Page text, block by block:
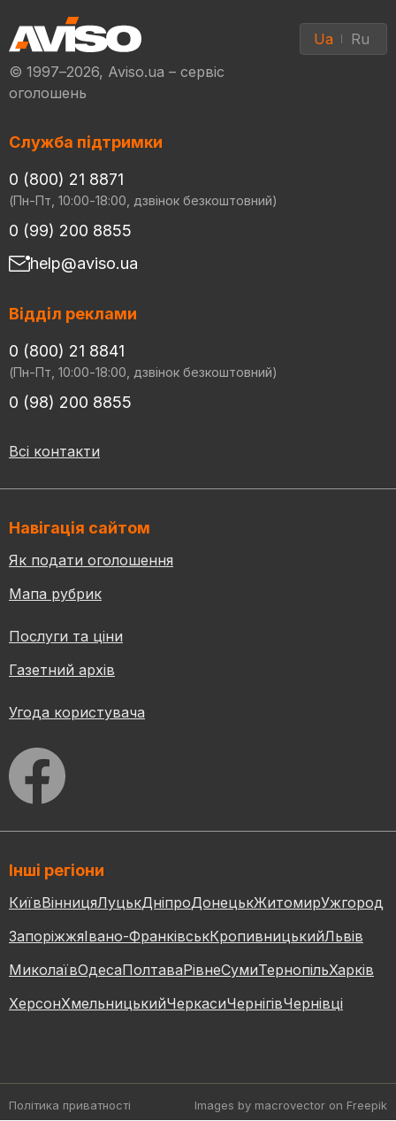
© 1997–2026, Aviso.ua – сервіс
оголошень
Ua Ru
Служба підтримки
0 (800) 21 8871
(Пн-Пт, 10:00-18:00, дзвінок безкоштовний)
0 (99) 200 8855
help@aviso.ua
Відділ реклами
0 (800) 21 8841
(Пн-Пт, 10:00-18:00, дзвінок безкоштовний)
0 (98) 200 8855
Всі контакти
Навігація сайтом
Як подати оголошення
Мапа рубрик
Послуги та ціни
Газетний архів
Угода користувача
Інші регіони
КиївВінницяЛуцькДніпроДонецькЖитомирУжгород
ЗапоріжжяІвано-ФранківськКропивницькийЛьвів
МиколаївОдесаПолтаваРівнеСумиТернопільХарків
ХерсонХмельницькийЧеркасиЧернігівЧернівці
Політика приватності Images by macrovector on Freepik